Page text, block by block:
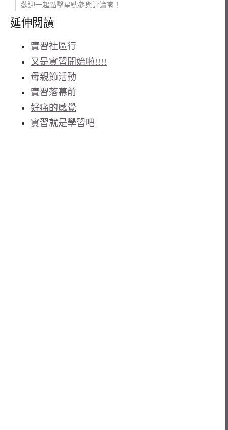
歡迎一起點擊星號參與評論唷！
延伸閱讀
實習社區行
又是實習開始啦!!!!
母親節活動
實習落幕前
好痛的感覺
實習就是學習吧